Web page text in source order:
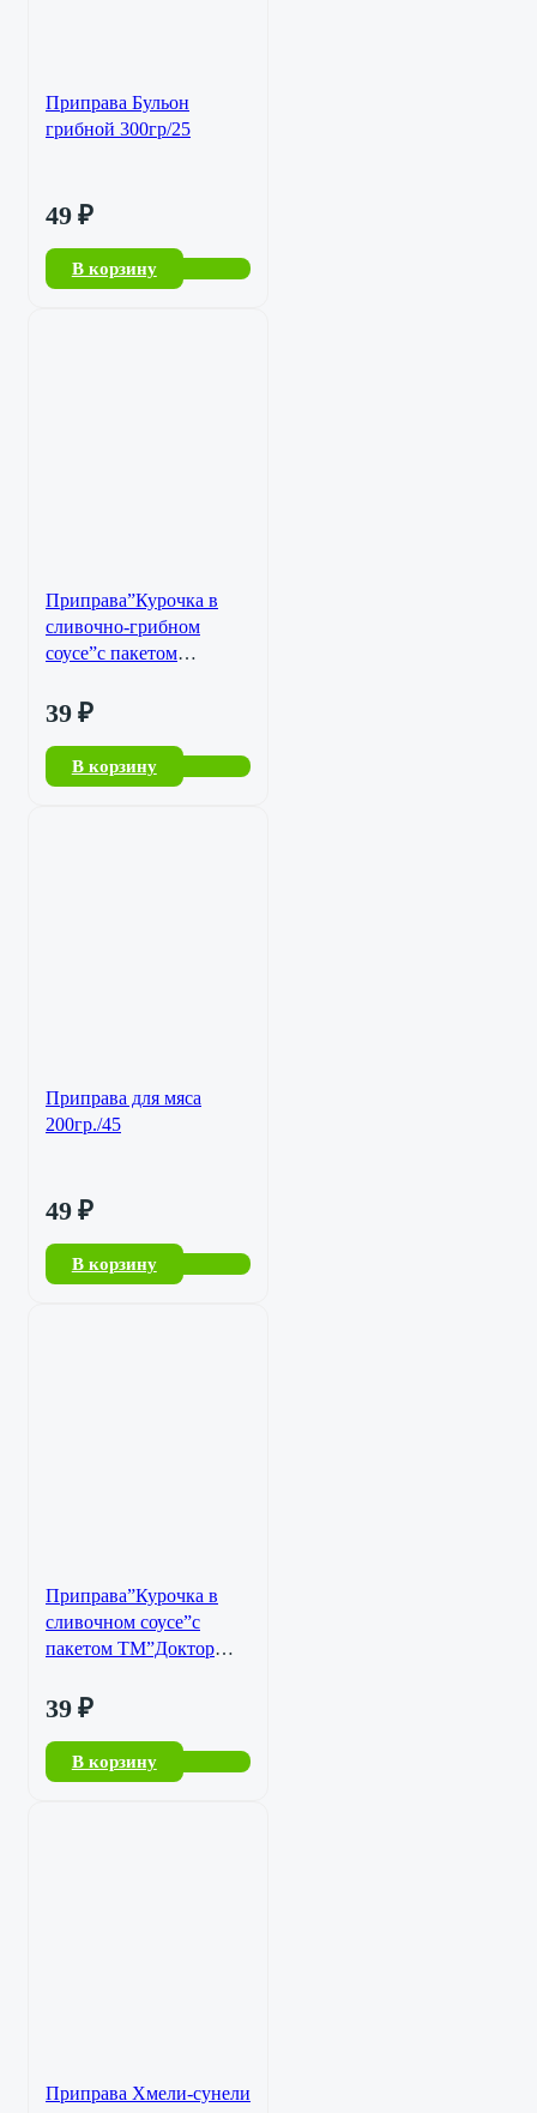
Приправа Бульон
грибной 300гр/25
49 ₽
В корзину
Приправа”Курочка в
сливочно-грибном
соусе”с пакетом
Вкус”30гр./45
39 ₽
В корзину
Приправа для мяса
200гр./45
49 ₽
В корзину
Приправа”Курочка в
сливочном соусе”с
пакетом ТМ”Доктор
39 ₽
В корзину
Приправа Хмели-сунели